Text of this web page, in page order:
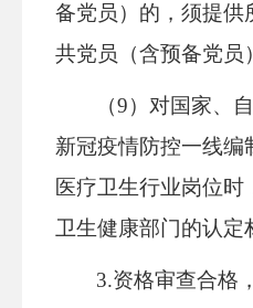
备党员）的，须提供
共党员（含预备党员
（9）对国家、
新冠疫情防控一线编
医疗卫生行业岗位
卫生健康部门的认定
3.资格审查合格